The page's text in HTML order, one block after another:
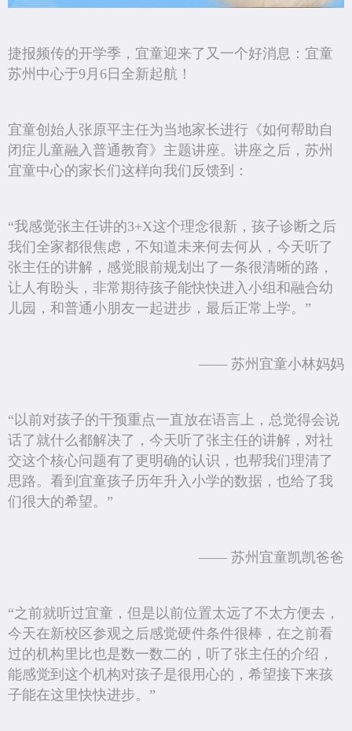
捷报频传的开学季，宜童迎来了又一个好消息：宜童
苏州中心于9月6日全新起航！
宜童创始人张原平主任为当地家长进行《如何帮助自
闭症儿童融入普通教育》主题讲座。讲座之后，苏州
宜童中心的家长们这样向我们反馈到：
“我感觉张主任讲的3+X这个理念很新，孩子诊断之后
我们全家都很焦虑，不知道未来何去何从，今天听了
张主任的讲解，感觉眼前规划出了一条很清晰的路，
让人有盼头，非常期待孩子能快快进入小组和融合幼
儿园，和普通小朋友一起进步，最后正常上学。”
—— 苏州宜童小林妈妈
“以前对孩子的干预重点一直放在语言上，总觉得会说
话了就什么都解决了，今天听了张主任的讲解，对社
交这个核心问题有了更明确的认识，也帮我们理清了
思路。看到宜童孩子历年升入小学的数据，也给了我
们很大的希望。”
—— 苏州宜童凯凯爸爸
“之前就听过宜童，但是以前位置太远了不太方便去，
今天在新校区参观之后感觉硬件条件很棒，在之前看
过的机构里比也是数一数二的，听了张主任的介绍，
能感觉到这个机构对孩子是很用心的，希望接下来孩
子能在这里快快进步。”